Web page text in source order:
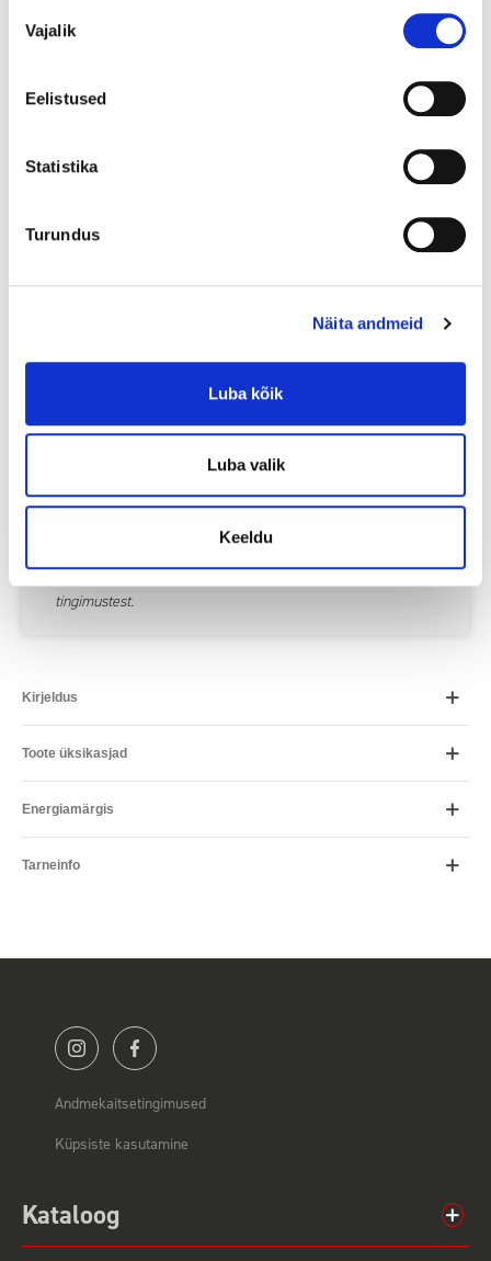
valik
Vajalik
Eelistused
Statistika
Turundus
Näita andmeid
Luba kõik
Luba valik
Keeldu
12 kuud
0-1 tööpäeva (kui kaup on valitud poes ja tulete ise järele)
Periood
Placet
19.99€ / kuus
tingimustest.
Kirjeldus
Toote üksikasjad
Energiamärgis
Tarneinfo
Kataloog
Andmekaitsetingimused
Küpsiste kasutamine